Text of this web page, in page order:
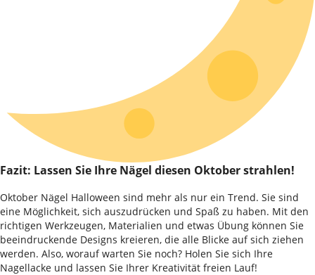
Fazit: Lassen Sie Ihre Nägel diesen Oktober strahlen!
Oktober Nägel Halloween sind mehr als nur ein Trend. Sie sind
eine Möglichkeit, sich auszudrücken und Spaß zu haben. Mit den
richtigen Werkzeugen, Materialien und etwas Übung können Sie
beeindruckende Designs kreieren, die alle Blicke auf sich ziehen
werden. Also, worauf warten Sie noch? Holen Sie sich Ihre
Nagellacke und lassen Sie Ihrer Kreativität freien Lauf!